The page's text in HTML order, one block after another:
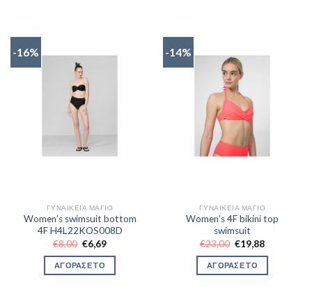
-16%
ΓΥΝΑΙΚΕΊΑ ΜΑΓΙΌ
Women’s swimsuit bottom
4F H4L22KOS008D
€8,00 Original
price
was:
€8,00.
€6,69Η
ΑΓΟΡΑΣΕ ΤΟ
-14%
ΓΥΝΑΙΚΕΊΑ ΜΑΓΙΌ
Women’s 4F bikini top
swimsuit
€23,00 Original
price
was:
€23,00.
€19,88Η
ΑΓΟΡΑΣΕ ΤΟ